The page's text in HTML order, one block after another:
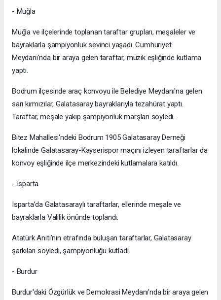
- Muğla
Muğla ve ilçelerinde toplanan taraftar grupları, meşaleler ve
bayraklarla şampiyonluk sevinci yaşadı. Cumhuriyet
Meydanı'nda bir araya gelen taraftar, müzik eşliğinde kutlama
yaptı.
Bodrum ilçesinde araç konvoyu ile Belediye Meydanı'na gelen
sarı kırmızılar, Galatasaray bayraklarıyla tezahürat yaptı.
Taraftar, meşale yakıp şampiyonluk marşları söyledi.
Bitez Mahallesi'ndeki Bodrum 1905 Galatasaray Derneği
lokalinde Galatasaray-Kayserispor maçını izleyen taraftarlar da
konvoy eşliğinde ilçe merkezindeki kutlamalara katıldı.
- Isparta
Isparta’da Galatasaraylı taraftarlar, ellerinde meşale ve
bayraklarla Valilik önünde toplandı.
Atatürk Anıtı’nın etrafında buluşan taraftarlar, Galatasaray
şarkıları söyledi, şampiyonluğu kutladı.
- Burdur
Burdur'daki Özgürlük ve Demokrasi Meydanı'nda bir araya gelen